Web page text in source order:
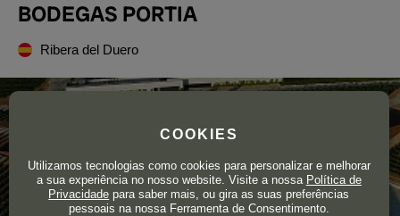
BODEGAS PORTIA
Ribera del Duero
COOKIES
Utilizamos tecnologias como cookies para personalizar e melhorar
a sua experiência no nosso website. Visite a nossa Política de
Privacidade para saber mais, ou gira as suas preferências
pessoais na nossa Ferramenta de Consentimento.